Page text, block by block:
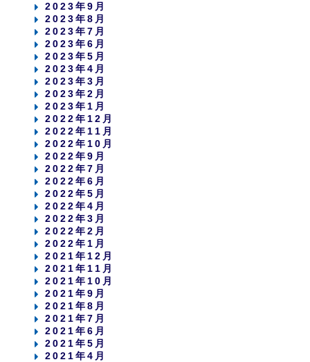
2023年9月
2023年8月
2023年7月
2023年6月
2023年5月
2023年4月
2023年3月
2023年2月
2023年1月
2022年12月
2022年11月
2022年10月
2022年9月
2022年7月
2022年6月
2022年5月
2022年4月
2022年3月
2022年2月
2022年1月
2021年12月
2021年11月
2021年10月
2021年9月
2021年8月
2021年7月
2021年6月
2021年5月
2021年4月